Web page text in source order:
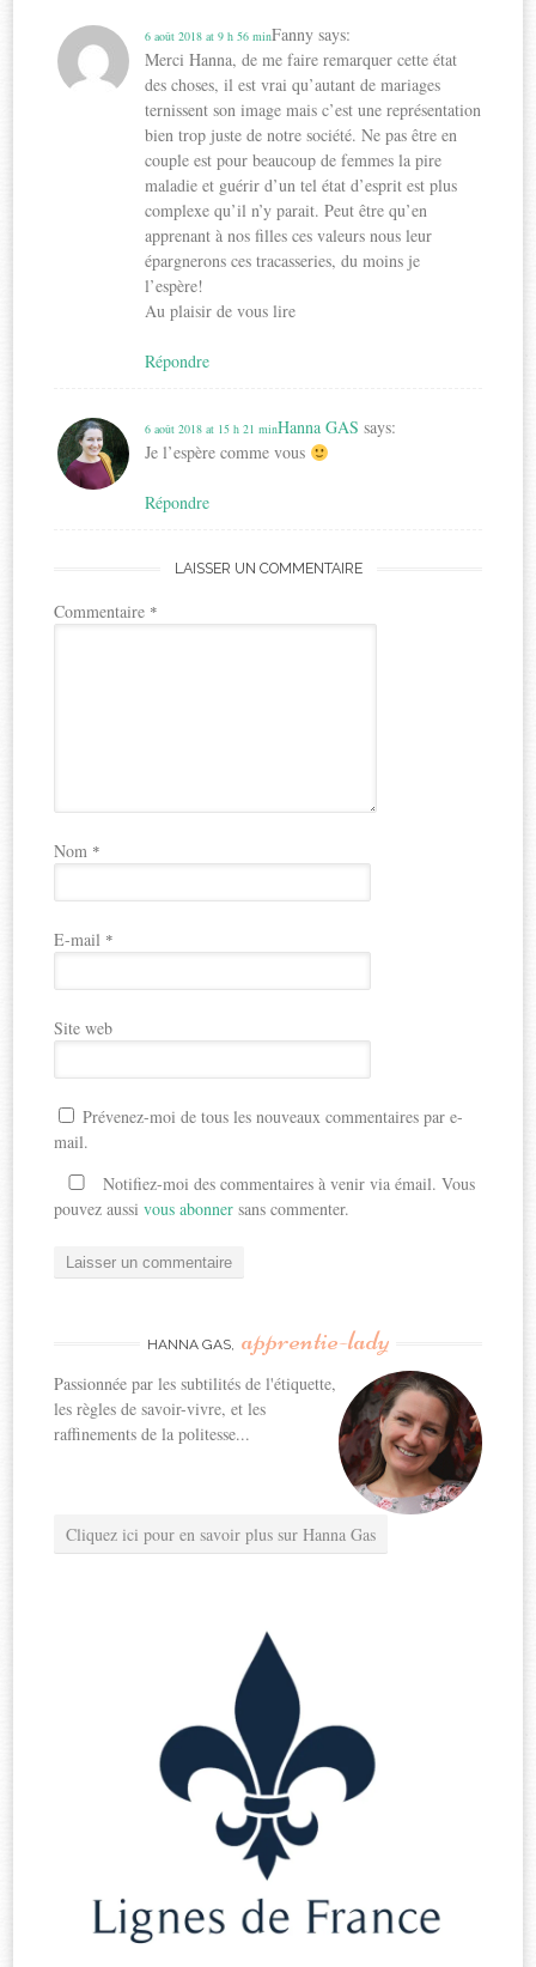
Fanny says:
6 août 2018 at 9 h 56 min
Merci Hanna, de me faire remarquer cette état
des choses, il est vrai qu’autant de mariages
ternissent son image mais c’est une représentation
bien trop juste de notre société. Ne pas être en
couple est pour beaucoup de femmes la pire
maladie et guérir d’un tel état d’esprit est plus
complexe qu’il n’y parait. Peut être qu’en
apprenant à nos filles ces valeurs nous leur
épargnerons ces tracasseries, du moins je
l’espère!
Au plaisir de vous lire
Répondre
Hanna GAS says:
6 août 2018 at 15 h 21 min
Je l’espère comme vous
Répondre
LAISSER UN COMMENTAIRE
Commentaire *
Nom *
E-mail *
Site web
Prévenez-moi de tous les nouveaux commentaires par e-
mail.
Notifiez-moi des commentaires à venir via émail. Vous
pouvez aussivous abonner sans commenter.
HANNA GAS, apprentie-lady
Passionnée par les subtilités de l'étiquette,
les règles de savoir-vivre, et les
raffinements de la politesse...
Cliquez ici pour en savoir plus sur Hanna Gas